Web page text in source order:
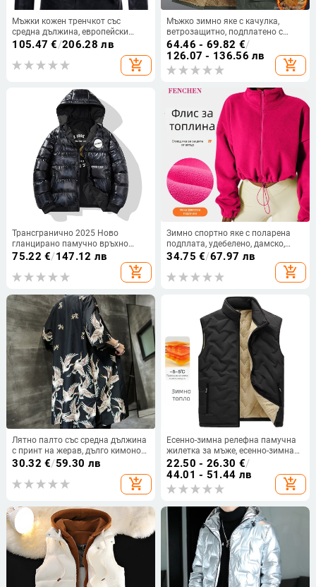
Мъжки кожен тренчкот със
средна дължина, европейски
размер, корейски костюм, яка,
кожено ежедневно модно палто с
колан
105.47 €/206.28 лв
add_shopping_cart
Мъжко зимно яке с качулка,
ветрозащитно, подплатено с
велур, средна дължина, цип.
64.46 - 69.82 €/
126.07 - 136.56 лв
add_shopping_cart
Трансгранично 2025 Ново
гланцирано памучно връхно
облекло за мъже Зимно корейско
стилно удебелено памучно яке с
качулка Мъжко памучно връхно
75.22 €/147.12 лв
add_shopping_cart
Зимно спортно яке с поларена
подплата, удебелено, дамско,
олимпийско, с яка от полар,
свободно, суитшърт, за фитнес на
открито, ежедневно яке
34.75 €/67.97 лв
add_shopping_cart
Лятно палто със средна дължина
с принт на жерав, дълго кимоно
кардиган в китайски стил, мъжко
30.32 €/59.30 лв
add_shopping_cart
Есенно-зимна релефна памучна
жилетка за мъже, есенно-зимна
мода, топло подплатено жилетка,
кадифено палто на едро
22.50 - 26.30 €/
44.01 - 51.44 лв
add_shopping_cart